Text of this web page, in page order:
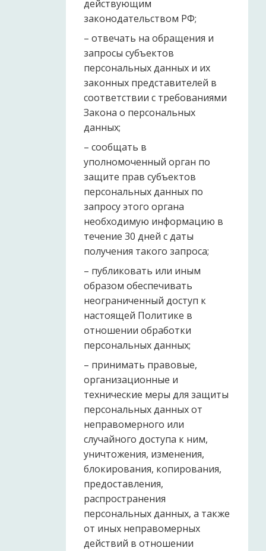
действующим
законодательством РФ;
– отвечать на обращения и
запросы субъектов
персональных данных и их
законных представителей в
соответствии с требованиями
Закона о персональных
данных;
– сообщать в
уполномоченный орган по
защите прав субъектов
персональных данных по
запросу этого органа
необходимую информацию в
течение 30 дней с даты
получения такого запроса;
– публиковать или иным
образом обеспечивать
неограниченный доступ к
настоящей Политике в
отношении обработки
персональных данных;
– принимать правовые,
организационные и
технические меры для защиты
персональных данных от
неправомерного или
случайного доступа к ним,
уничтожения, изменения,
блокирования, копирования,
предоставления,
распространения
персональных данных, а также
от иных неправомерных
действий в отношении